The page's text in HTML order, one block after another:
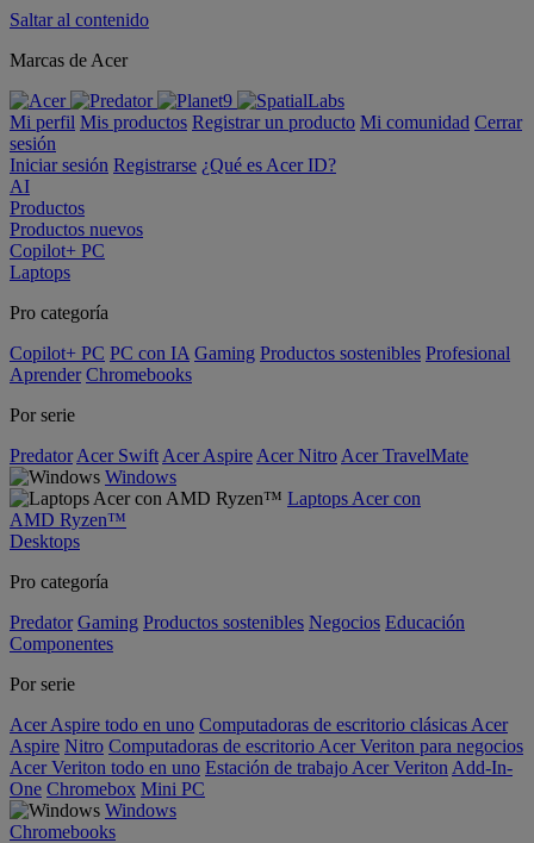
Saltar al contenido
Marcas de Acer
Mi perfil Mis productos Registrar un producto Mi comunidad Cerrar
sesión
Iniciar sesión Registrarse ¿Qué es Acer ID?
AI
Productos
Productos nuevos
Copilot+ PC
Laptops
Pro categoría
Copilot+ PC PC con IA Gaming Productos sostenibles Profesional
Aprender Chromebooks
Por serie
Predator Acer Swift Acer Aspire Acer Nitro Acer TravelMate
Windows
Laptops Acer con
AMD Ryzen™
Desktops
Pro categoría
Predator Gaming Productos sostenibles Negocios Educación
Componentes
Por serie
Acer Aspire todo en uno Computadoras de escritorio clásicas Acer
Aspire Nitro Computadoras de escritorio Acer Veriton para negocios
Acer Veriton todo en uno Estación de trabajo Acer Veriton Add-In-
One Chromebox Mini PC
Windows
Chromebooks